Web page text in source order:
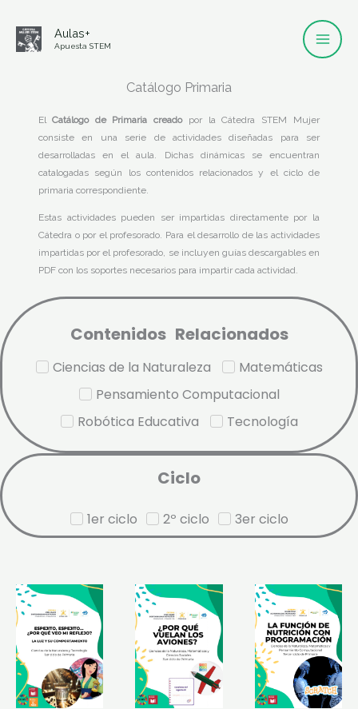
Aulas+
Apuesta STEM
Catálogo Primaria
El Catálogo de Primaria creadopor la Cátedra STEM Mujer
consiste en una serie de actividades diseñadas para ser
desarrolladas en el aula. Dichas dinámicas se encuentran
catalogadas según los contenidos relacionados y el ciclo de
primaria correspondiente.
Estas actividades pueden ser impartidas directamente por la
Cátedra o por el profesorado. Para el desarrollo de las actividades
impartidas por el profesorado, se incluyen guías descargables en
PDF con los soportes necesarios para impartir cada actividad.
Contenidos Relacionados
Ciencias de la Naturaleza
Matemáticas
Pensamiento Computacional
Robótica Educativa
Tecnología
Ciclo
1er ciclo 2º ciclo 3er ciclo